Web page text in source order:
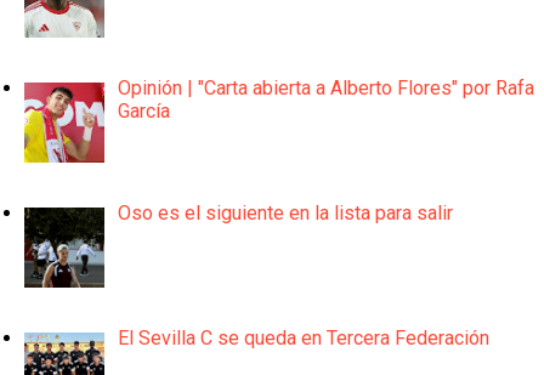
Opinión | "Carta abierta a Alberto Flores" por Rafa
García
Oso es el siguiente en la lista para salir
El Sevilla C se queda en Tercera Federación